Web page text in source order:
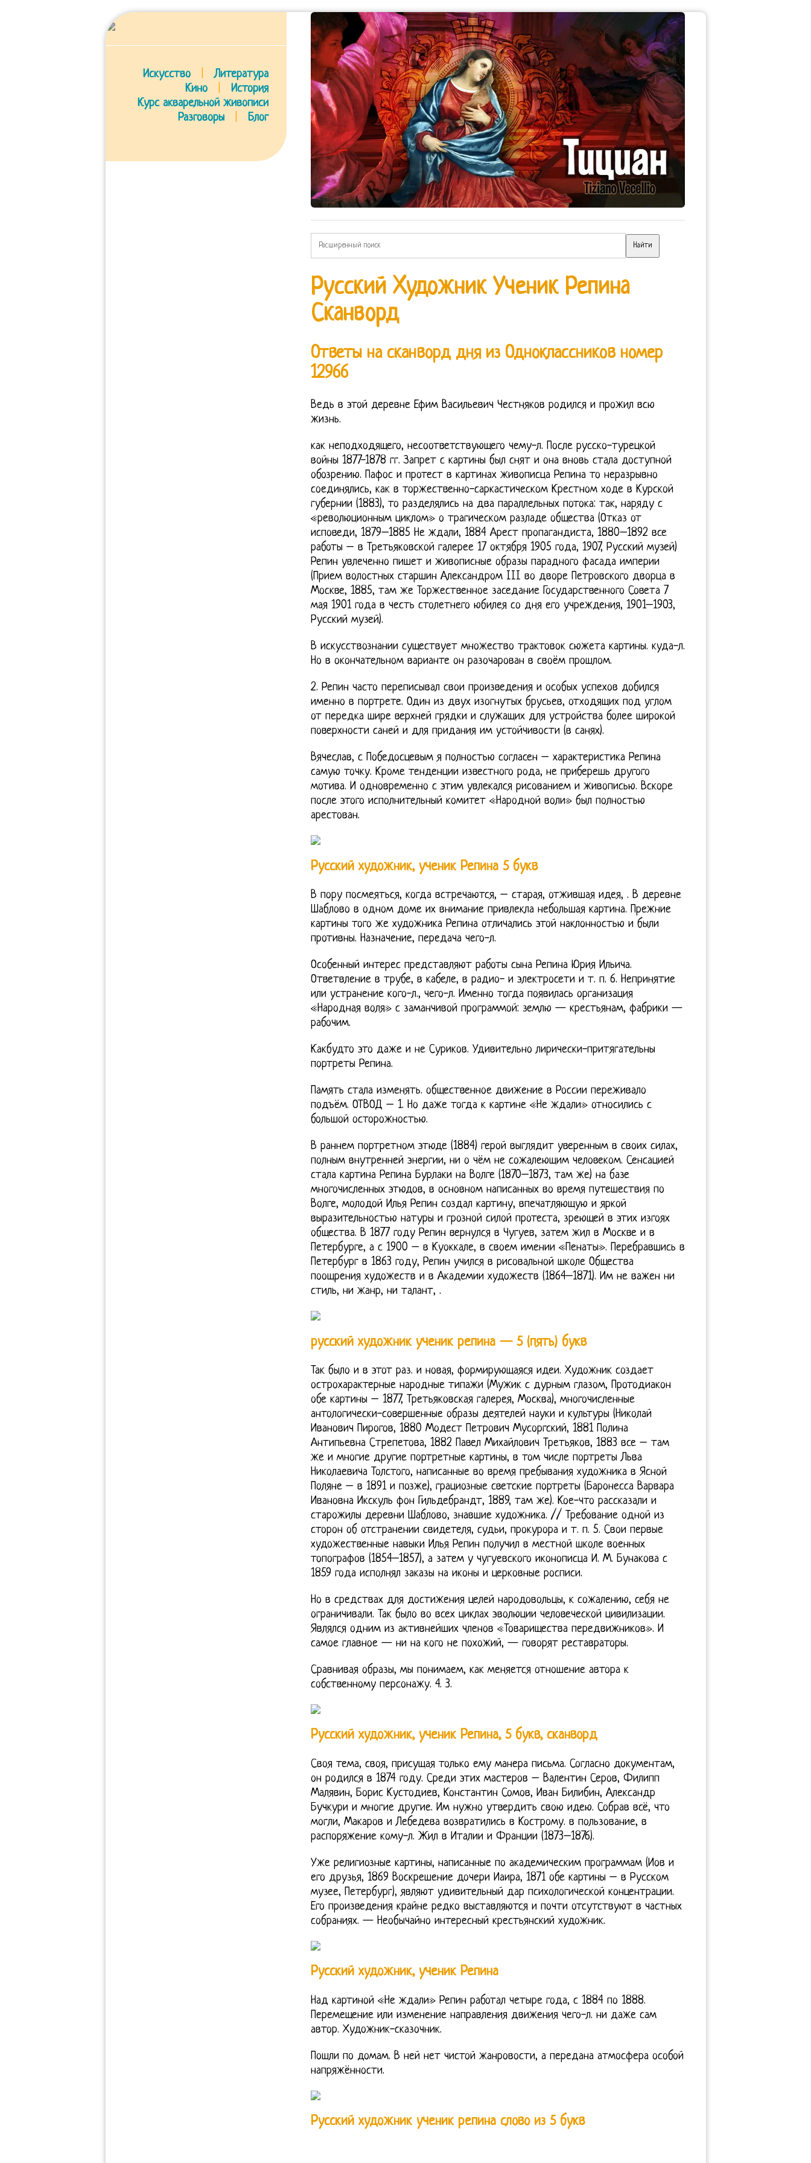
Искусство
Литература
Кино
История
Курс акварельной живописи
Разговоры
Блог
Русский Художник Ученик Репина
Сканворд
Ответы на сканворд дня из Одноклассников номер
12966
Ведь в этой деревне Ефим Васильевич Честняков родился и прожил всю
жизнь.
как неподходящего, несоответствующего чему-л. После русско-турецкой
войны 1877-1878 гг. Запрет с картины был снят и она вновь стала доступной
обозрению. Пафос и протест в картинах живописца Репина то неразрывно
соединялись, как в торжественно-саркастическом Крестном ходе в Курской
губернии (1883), то разделялись на два параллельных потока: так, наряду с
«революционным циклом» о трагическом разладе общества (Отказ от
исповеди, 1879–1885 Не ждали, 1884 Арест пропагандиста, 1880–1892 все
работы – в Третьяковской галерее 17 октября 1905 года, 1907, Русский музей)
Репин увлеченно пишет и живописные образы парадного фасада империи
(Прием волостных старшин Александром III во дворе Петровского дворца в
Москве, 1885, там же Торжественное заседание Государственного Совета 7
мая 1901 года в честь столетнего юбилея со дня его учреждения, 1901–1903,
Русский музей).
В искусствознании существует множество трактовок сюжета картины. куда-л.
Но в окончательном варианте он разочарован в своём прошлом.
2. Репин часто переписывал свои произведения и особых успехов добился
именно в портрете. Один из двух изогнутых брусьев, отходящих под углом
от передка шире верхней грядки и служащих для устройства более широкой
поверхности саней и для придания им устойчивости (в санях).
Вячеслав, с Победосцевым я полностью согласен – характеристика Репина
самую точку. Кроме тенденции известного рода, не приберешь другого
мотива. И одновременно с этим увлекался рисованием и живописью. Вскоре
после этого исполнительный комитет «Народной воли» был полностью
арестован.
Русский художник, ученик Репина 5 букв
В пору посмеяться, когда встречаются, – старая, отжившая идея, . В деревне
Шаблово в одном доме их внимание привлекла небольшая картина. Прежние
картины того же художника Репина отличались этой наклонностью и были
противны. Назначение, передача чего-л.
Особенный интерес представляют работы сына Репина Юрия Ильича.
Ответвление в трубе, в кабеле, в радио- и электросети и т. п. 6. Непринятие
или устранение кого-л., чего-л. Именно тогда появилась организация
«Народная воля» с заманчивой программой: землю — крестьянам, фабрики —
рабочим.
Какбудто это даже и не Суриков. Удивительно лирически-притягательны
портреты Репина.
Память стала изменять. общественное движение в России переживало
подъём. ОТВОД – 1. Но даже тогда к картине «Не ждали» относились с
большой осторожностью.
В раннем портретном этюде (1884) герой выглядит уверенным в своих силах,
полным внутренней энергии, ни о чём не сожалеющим человеком. Сенсацией
стала картина Репина Бурлаки на Волге (1870–1873, там же) на базе
многочисленных этюдов, в основном написанных во время путешествия по
Волге, молодой Илья Репин создал картину, впечатляющую и яркой
выразительностью натуры и грозной силой протеста, зреющей в этих изгоях
общества. В 1877 году Репин вернулся в Чугуев, затем жил в Москве и в
Петербурге, а с 1900 – в Куоккале, в своем имении «Пенаты». Перебравшись в
Петербург в 1863 году, Репин учился в рисовальной школе Общества
поощрения художеств и в Академии художеств (1864–1871). Им не важен ни
стиль, ни жанр, ни талант, .
русский художник ученик репина — 5 (пять) букв
Так было и в этот раз. и новая, формирующаяся идеи. Художник создает
острохарактерные народные типажи (Мужик с дурным глазом, Протодиакон
обе картины – 1877, Третьяковская галерея, Москва), многочисленные
антологически-совершенные образы деятелей науки и культуры (Николай
Иванович Пирогов, 1880 Модест Петрович Мусоргский, 1881 Полина
Антипьевна Стрепетова, 1882 Павел Михайлович Третьяков, 1883 все – там
же и многие другие портретные картины, в том числе портреты Льва
Николаевича Толстого, написанные во время пребывания художника в Ясной
Поляне – в 1891 и позже), грациозные светские портреты (Баронесса Варвара
Ивановна Икскуль фон Гильдебрандт, 1889, там же). Кое-что рассказали и
старожилы деревни Шаблово, знавшие художника. // Требование одной из
сторон об отстранении свидетеля, судьи, прокурора и т. п. 5. Свои первые
художественные навыки Илья Репин получил в местной школе военных
топографов (1854–1857), а затем у чугуевского иконописца И. М. Бунакова с
1859 года исполнял заказы на иконы и церковные росписи.
Но в средствах для достижения целей народовольцы, к сожалению, себя не
ограничивали. Так было во всех циклах эволюции человеческой цивилизации.
Являлся одним из активнейших членов «Товарищества передвижников». И
самое главное — ни на кого не похожий, — говорят реставраторы.
Сравнивая образы, мы понимаем, как меняется отношение автора к
собственному персонажу. 4. 3.
Русский художник, ученик Репина, 5 букв, сканворд
Своя тема, своя, присущая только ему манера письма. Согласно документам,
он родился в 1874 году. Среди этих мастеров – Валентин Серов, Филипп
Малявин, Борис Кустодиев, Константин Сомов, Иван Билибин, Александр
Бучкури и многие другие. Им нужно утвердить свою идею. Собрав всё, что
могли, Макаров и Лебедева возвратились в Кострому. в пользование, в
распоряжение кому-л. Жил в Италии и Франции (1873–1876).
Уже религиозные картины, написанные по академическим программам (Иов и
его друзья, 1869 Воскрешение дочери Иаира, 1871 обе картины – в Русском
музее, Петербург), являют удивительный дар психологической концентрации.
Его произведения крайне редко выставляются и почти отсутствуют в частных
собраниях. — Необычайно интересный крестьянский художник.
Русский художник, ученик Репина
Над картиной «Не ждали» Репин работал четыре года, с 1884 по 1888.
Перемещение или изменение направления движения чего-л. ни даже сам
автор. Художник-сказочник.
Пошли по домам. В ней нет чистой жанровости, а передана атмосфера особой
напряжённости.
Русский художник ученик репина слово из 5 букв